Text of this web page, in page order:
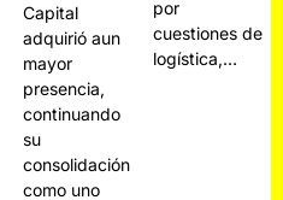
Capital
adquirió aun
mayor
presencia,
continuando
su
consolidación
como uno
por
cuestiones de
logística,…